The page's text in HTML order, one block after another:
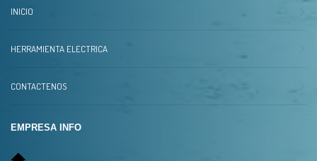
INICIO
HERRAMIENTA ELECTRICA
CONTACTENOS
EMPRESA INFO